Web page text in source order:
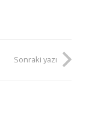
Sonraki yazı